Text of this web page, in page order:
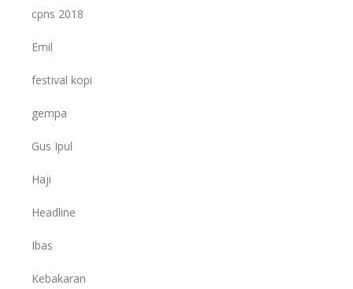
cpns 2018
Emil
festival kopi
gempa
Gus Ipul
Haji
Headline
Ibas
Kebakaran